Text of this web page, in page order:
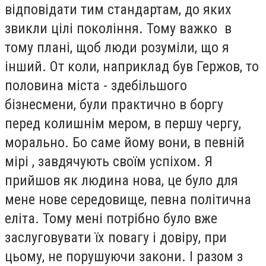
відповідати тим стандартам, до яких
звикли цілі покоління. Тому важко в
тому плані, щоб люди розуміли, що я
інший. От коли, наприклад був Гержов, то
половина міста - здебільшого
бізнесмени, були практично в боргу
перед колишнім мером, в першу чергу,
морально. Бо саме йому вони, в певній
мірі , завдячують своїм успіхом. Я
прийшов як людина нова, це було для
мене нове середовище, певна політична
еліта. Тому мені потрібно було вже
заслуговувати їх повагу і довіру, при
цьому, не порушуючи закони. І разом з